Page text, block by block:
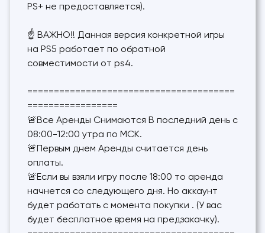
PS+ не предоставляется).
☝ ВАЖНО!! Данная версия конкретной игры
на PS5 работает по обратной
совместимости от ps4.
=======================================
=================
🚨Все Аренды Снимаются В последний день с
08:00-12:00 утра по МСК.
🚨Первым днем Аренды считается день
оплаты.
🚨Если вы взяли игру после 18:00 то аренда
начнется со следующего дня. Но аккаунт
будет работать с момента покупки . (У вас
будет бесплатное время на предзакачку).